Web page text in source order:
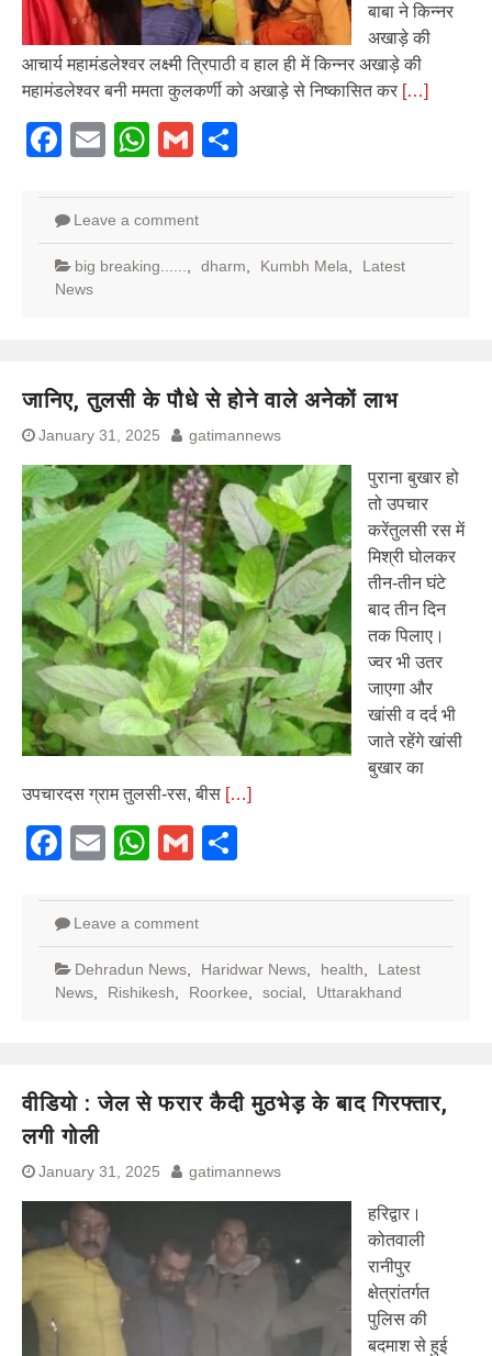
बाबा ने किन्नर
अखाड़े की
आचार्य महामंडलेश्वर लक्ष्मी त्रिपाठी व हाल ही में किन्नर अखाड़े की
महामंडलेश्वर बनी ममता कुलकर्णी को अखाड़े से निष्कासित कर […]
Facebook
EmailWhatsApp
Gmail
Leave a comment
big breaking...... dharm Kumbh Mela
Latest
News
जानिए, तुलसी के पौधे से होने वाले अनेकों लाभ
January 31, 2025 gatimannews
पुराना बुखार हो
तो उपचार
करेंतुलसी रस में
मिश्री घोलकर
तीन-तीन घंटे
बाद तीन दिन
तक पिलाए।
ज्वर भी उतर
जाएगा और
खांसी व दर्द भी
जाते रहेंगे खांसी
बुखार का
उपचारदस ग्राम तुलसी-रस, बीस […]
Facebook
EmailWhatsApp
Gmail
Leave a comment
Dehradun News Haridwar News health
Latest
News
Rishikesh Roorkee social Uttarakhand
वीडियो : जेल से फरार कैदी मुठभेड़ के बाद गिरफ्तार,
लगी गोली
January 31, 2025 gatimannews
हरिद्वार।
कोतवाली
रानीपुर
क्षेत्रांतर्गत
पुलिस की
बदमाश से हुई